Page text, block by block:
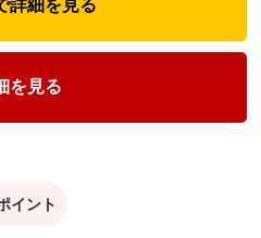
を見る
イント